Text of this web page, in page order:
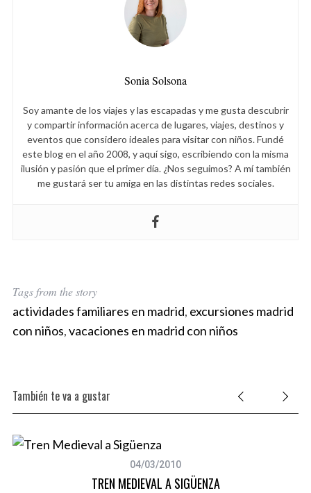
Sonia Solsona
Soy amante de los viajes y las escapadas y me gusta descubrir
y compartir información acerca de lugares, viajes, destinos y
eventos que considero ideales para visitar con niños. Fundé
este blog en el año 2008, y aquí sigo, escribiendo con la misma
ilusión y pasión que el primer día. ¿Nos seguimos? A mí también
me gustará ser tu amiga en las distintas redes sociales.
Tags from the story
actividades familiares en madrid, excursiones madrid
con niños,vacaciones en madrid con niños
También te va a gustar
04/03/2010
TREN MEDIEVAL A SIGÜENZA